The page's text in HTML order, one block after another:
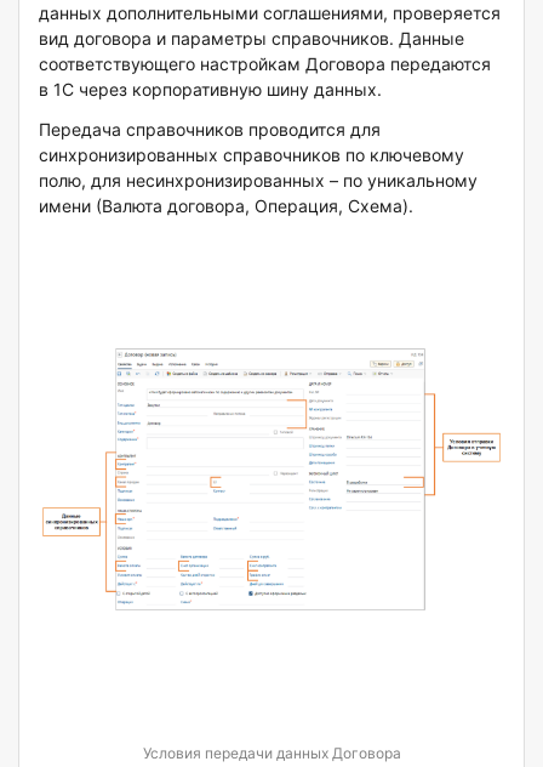
данных дополнительными соглашениями, проверяется
вид договора и параметры справочников. Данные
соответствующего настройкам Договора передаются
в 1С через корпоративную шину данных.
Передача справочников проводится для
синхронизированных справочников по ключевому
полю, для несинхронизированных – по уникальному
имени (Валюта договора, Операция, Схема).
Условия передачи данных Договора